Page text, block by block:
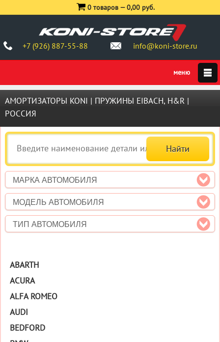
+7 (926) 887-55-88 info@koni-store.ru
0 товаров —0,00 руб.
АМОРТИЗАТОРЫ KONI | ПРУЖИНЫ EIBACH, H&R |
РОССИЯ
МАРКА АВТОМОБИЛЯ
МОДЕЛЬ АВТОМОБИЛЯ
ТИП АВТОМОБИЛЯ
ABARTH
ACURA
ALFA ROMEO
AUDI
BEDFORD